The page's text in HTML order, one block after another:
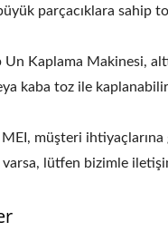
parçacıklara sahip
Un Kaplama Makinesi,
kaba toz ile
müşteri
varsa, lütfen bizimle